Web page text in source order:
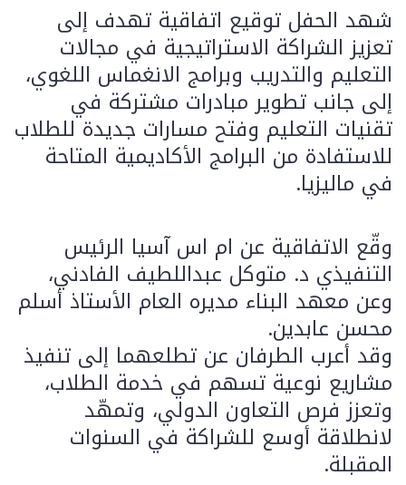
شهد الحفل توقيع اتفاقية تهدف إلى
تعزيز الشراكة الاستراتيجية في مجالات
التعليم والتدريب وبرامج الانغماس اللغوي،
إلى جانب تطوير مبادرات مشتركة في
تقنيات التعليم وفتح مسارات جديدة للطلاب
للاستفادة من البرامج الأكاديمية المتاحة
في ماليزيا.
وقّع الاتفاقية عن ام اس آسيا الرئيس
التنفيذي د. متوكل عبداللطيف الفادني،
وعن معهد البناء مديره العام الأستاذ أسلم
محسن عابدين.
وقد أعرب الطرفان عن تطلعهما إلى تنفيذ
مشاريع نوعية تسهم في خدمة الطلاب،
وتعزز فرص التعاون الدولي، وتمهّد
لانطلاقة أوسع للشراكة في السنوات
المقبلة.